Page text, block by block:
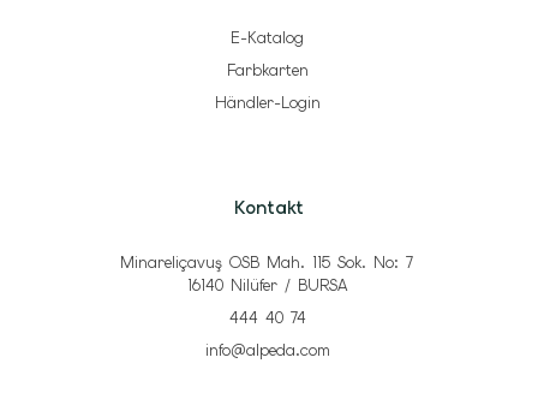
E-Katalog
Farbkarten
Händler-Login
Kontakt
Minareliçavuş OSB Mah. 115 Sok. No: 7
16140 Nilüfer / BURSA
444 40 74
info@alpeda.com